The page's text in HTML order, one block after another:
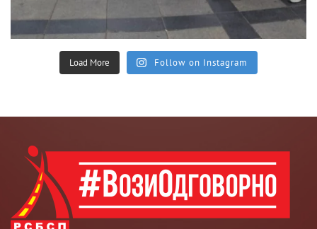
Load More Follow on Instagram